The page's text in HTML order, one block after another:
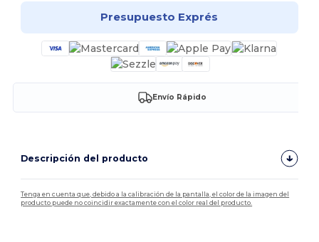
Presupuesto Exprés
Envío Rápido
Descripción del producto
Tenga en cuenta que, debido a la calibración de la pantalla, el color de la imagen del
producto puede no coincidir exactamente con el color real del producto.